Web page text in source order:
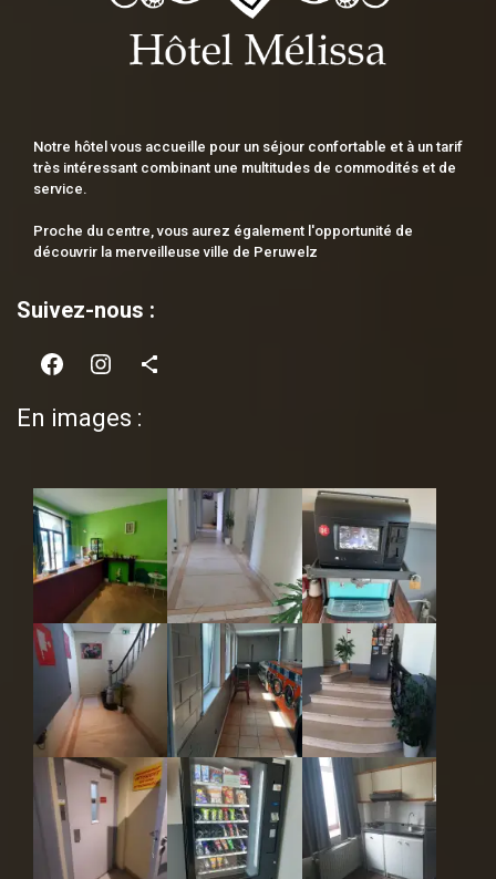
Notre hôtel vous accueille pour un séjour confortable et à un tarif
très intéressant combinant une multitudes de commodités et de
service.
Proche du centre, vous aurez également l'opportunité de
découvrir la merveilleuse ville de Peruwelz
Suivez-nous :
En images :